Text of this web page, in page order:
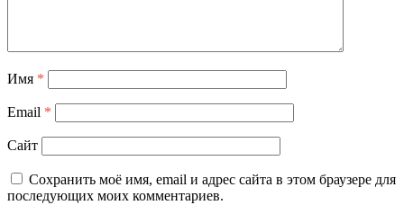
Имя *
Email *
Сайт
Сохранить моё имя, email и адрес сайта в этом браузере для
последующих моих комментариев.